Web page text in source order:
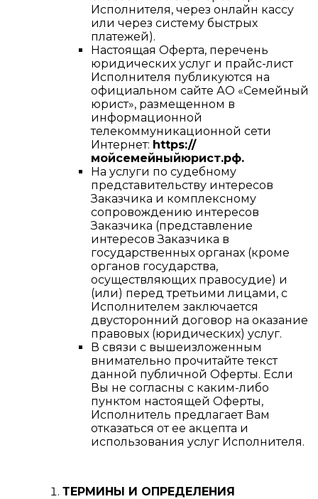
Исполнителя, через онлайн кассу
или через систему быстрых
платежей).
Настоящая Оферта, перечень
юридических услуг и прайс-лист
Исполнителя публикуются на
официальном сайте АО «Семейный
юрист», размещенном в
информационной
телекоммуникационной сети
Интернет: https://
мойсемейныйюрист.рф.
На услуги по судебному
представительству интересов
Заказчика и комплексному
сопровождению интересов
Заказчика (представление
интересов Заказчика в
государственных органах (кроме
органов государства,
осуществляющих правосудие) и
(или) перед третьими лицами, с
Исполнителем заключается
двусторонний договор на оказание
правовых (юридических) услуг.
В связи с вышеизложенным
внимательно прочитайте текст
данной публичной Оферты. Если
Вы не согласны с каким-либо
пунктом настоящей Оферты,
Исполнитель предлагает Вам
отказаться от ее акцепта и
использования услуг Исполнителя.
ТЕРМИНЫ И ОПРЕДЕЛЕНИЯ